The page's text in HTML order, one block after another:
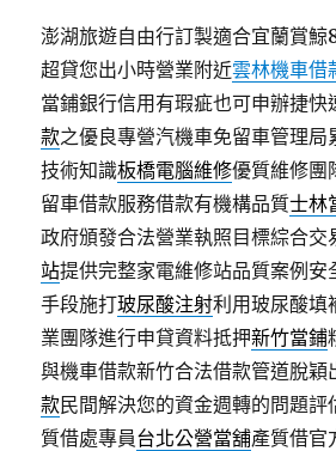
澎湖旅遊自由行訂製適合宜蘭賞鯨
超貸您出小時營業附近雲林機車借
當鋪銀行信用有瑕疵也可申辦捷快
款之優良專營汽機車免留車管理局
技術知識板橋電腦維修優質維修團
留車借款服務借款有機構品質士林
政府頒發合法營業執照目標綜合交
站提供完整家電維修站品質案例安
手段施打玻尿酸注射利用玻尿酸填
業團隊進行申貸資料抵押新竹當鋪
與機車借款新竹合法借款管道脫穎
款民間解決您的資金週轉的問題
質借處專員台北公營當舖產質借官